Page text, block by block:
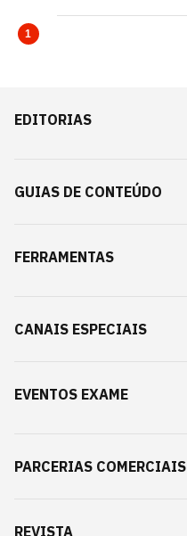
1
EDITORIAS
GUIAS DE CONTEÚDO
FERRAMENTAS
CANAIS ESPECIAIS
EVENTOS EXAME
PARCERIAS COMERCIAIS
REVISTA